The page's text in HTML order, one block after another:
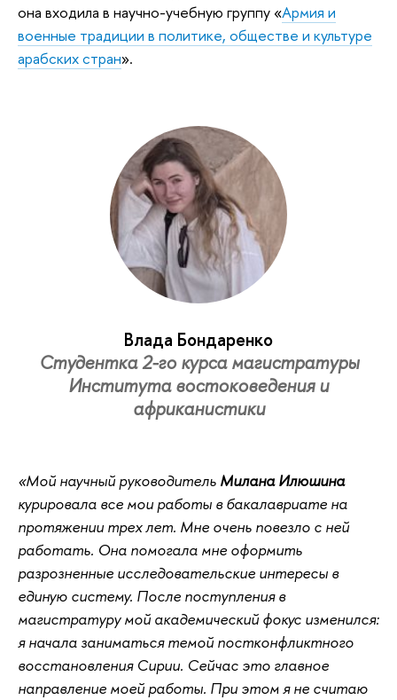
она входила в научно-учебную группу «Армия и
военные традиции в политике, обществе и культуре
арабских стран».
Влада Бондаренко
Студентка 2-го курса магистратуры
Института востоковедения и
африканистики
«Мой научный руководитель Милана Илюшина
курировала все мои работы в бакалавриате на
протяжении трех лет. Мне очень повезло с ней
работать. Она помогала мне оформить
разрозненные исследовательские интересы в
единую систему. После поступления в
магистратуру мой академический фокус изменился:
я начала заниматься темой постконфликтного
восстановления Сирии. Сейчас это главное
направление моей работы. При этом я не считаю